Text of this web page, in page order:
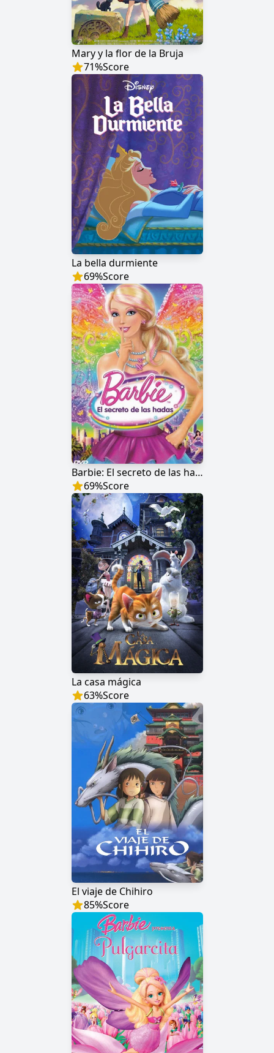
Mary y la flor de la Bruja
71%Score
La bella durmiente
69%Score
Barbie: El secreto de las hadas
69%Score
La casa mágica
63%Score
El viaje de Chihiro
85%Score